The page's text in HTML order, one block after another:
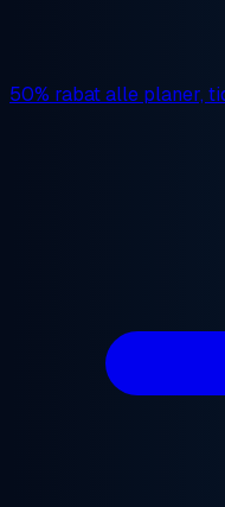
50% rabatalle planer,